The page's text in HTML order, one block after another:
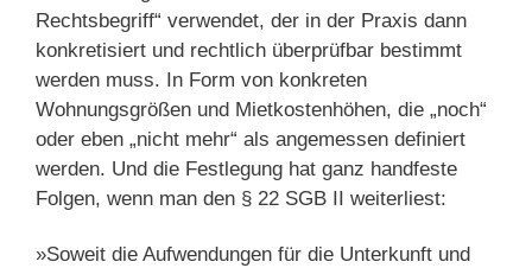
Rechtsbegriff“ verwendet, der in der Praxis dann
konkretisiert und rechtlich überprüfbar bestimmt
werden muss. In Form von konkreten
Wohnungsgrößen und Mietkostenhöhen, die „noch“
oder eben „nicht mehr“ als angemessen definiert
werden. Und die Festlegung hat ganz handfeste
Folgen, wenn man den § 22 SGB II weiterliest:
»Soweit die Aufwendungen für die Unterkunft und